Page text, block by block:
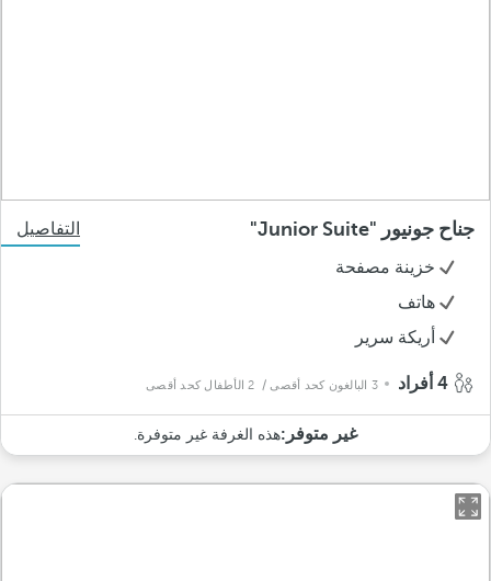
جناح جونيور "Junior Suite"
التفاصيل
خزينة مصفحة
هاتف
أريكة سرير
3 البالغون كحد أقصى / 2 الأطفال كحد أقصى
غير متوفر:هذه الغرفة غير متوفرة.